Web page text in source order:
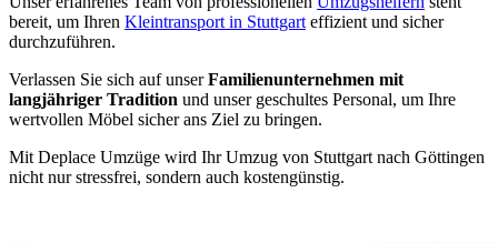
bereit, um Ihren Kleintransport in Stuttgart effizient und sicher
durchzuführen.
Verlassen Sie sich auf unserFamilienunternehmen mit
langjähriger Tradition und unser geschultes Personal, um Ihre
wertvollen Möbel sicher ans Ziel zu bringen.
Mit Deplace Umzüge wird Ihr Umzug von Stuttgart nach Göttingen
nicht nur stressfrei, sondern auch kostengünstig.